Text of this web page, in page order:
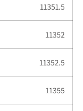
11351.5
11352
11352.5
11355